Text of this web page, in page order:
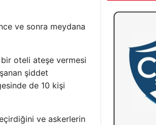
ve sonra meydana
oteli ateşe vermesi
şiddet
de 10 kişi
ve askerlerin